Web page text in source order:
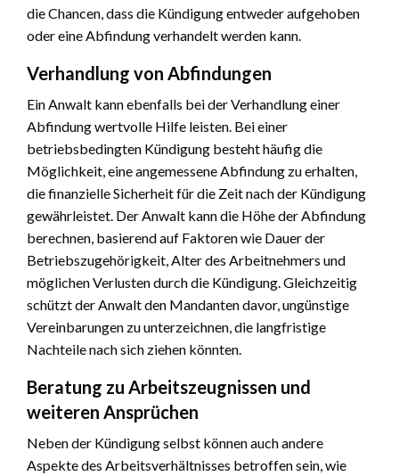
die Chancen, dass die Kündigung entweder aufgehoben
oder eine Abfindung verhandelt werden kann.
Verhandlung von Abfindungen
Ein Anwalt kann ebenfalls bei der Verhandlung einer
Abfindung wertvolle Hilfe leisten. Bei einer
betriebsbedingten Kündigung besteht häufig die
Möglichkeit, eine angemessene Abfindung zu erhalten,
die finanzielle Sicherheit für die Zeit nach der Kündigung
gewährleistet. Der Anwalt kann die Höhe der Abfindung
berechnen, basierend auf Faktoren wie Dauer der
Betriebszugehörigkeit, Alter des Arbeitnehmers und
möglichen Verlusten durch die Kündigung. Gleichzeitig
schützt der Anwalt den Mandanten davor, ungünstige
Vereinbarungen zu unterzeichnen, die langfristige
Nachteile nach sich ziehen könnten.
Beratung zu Arbeitszeugnissen und
weiteren Ansprüchen
Neben der Kündigung selbst können auch andere
Aspekte des Arbeitsverhältnisses betroffen sein, wie